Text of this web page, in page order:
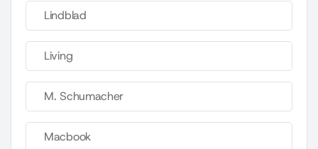
Lindblad
Living
M. Schumacher
Macbook